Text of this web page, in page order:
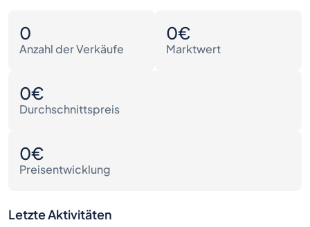
0
Anzahl der Verkäufe
0€
Marktwert
0€
Durchschnittspreis
0€
Preisentwicklung
Letzte Aktivitäten